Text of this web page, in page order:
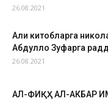
26.08.2021
Аҳли китобларга
Абдуллоҳ Зуфарга
26.08.2021
АЛ-ФИҚҲ АЛ-АКБАР